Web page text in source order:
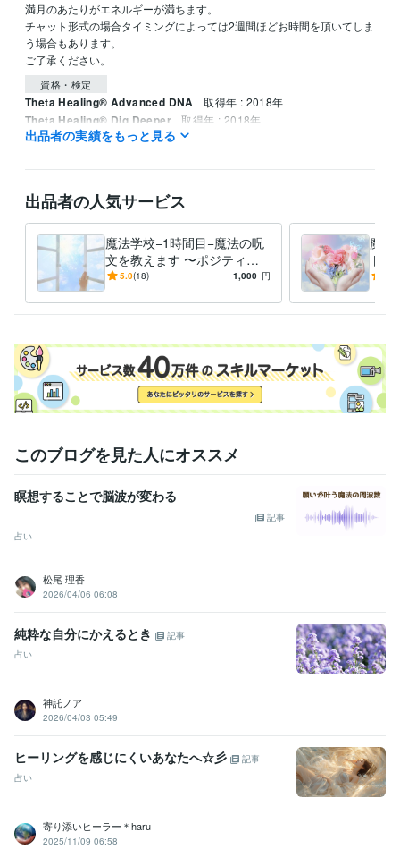
満月のあたりがエネルギーが満ちます。
チャット形式の場合タイミングによっては2週間ほどお時間を頂いてしま
う場合もあります。
資格・検定
Theta Healing® Advanced DNA 取得年 : 2018年
Theta Healing® Dig Deeper 取得年 : 2018年
占い エネルギー調整、未来、思考を変える
出品者の実績をもっと見る
出品者の人気サービス
魔法学校−1時間目−魔法の呪
文を教えます 〜ポジティブ
になる魔法をかけて思い通り
5.0(18) 1,000 円
魔法
ト
ティ
う〜
このブログを見た人にオススメ
瞑想することで脳波が変わる
記事
占い
松尾 理香
2026/04/06 06:08
純粋な自分にかえるとき
記事
占い
神託ノア
2026/04/03 05:49
ヒーリングを感じにくいあなたへ☆彡
記事
占い
寄り添いヒーラー＊haru
2025/11/09 06:58